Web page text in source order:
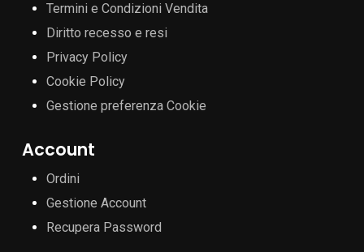
Termini e Condizioni Vendita
Diritto recesso e resi
Privacy Policy
Cookie Policy
Gestione preferenza Cookie
Account
Ordini
Gestione Account
Recupera Password